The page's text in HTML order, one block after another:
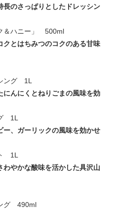
長のさっぱりとしたドレッシン
＆ハニー」 500ml
クとはちみつのコクのある甘味
ング 1L
にんにくとねりごまの風味を効
1L
ー、ガーリックの風味を効かせ
1L
わやかな酸味を活かした具沢山
グ 490ml